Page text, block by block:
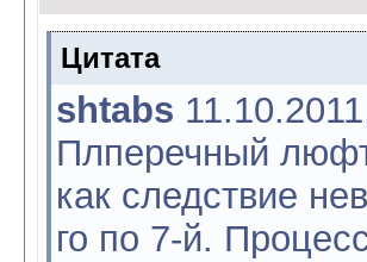
Цитата
shtabs
Плперечный
как следствие
го по 7-й.